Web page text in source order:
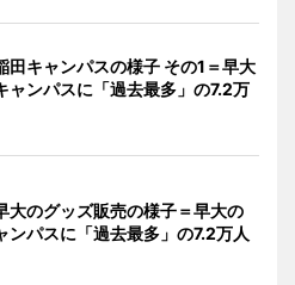
田キャンパスの様子 その1＝早大
ャンパスに「過去最多」の7.2万
大のグッズ販売の様子＝早大の
ンパスに「過去最多」の7.2万人